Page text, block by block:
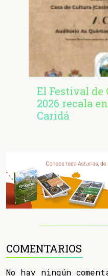
El Festival
2026 recala
Caridá
COMENTARIOS
No hay ningún